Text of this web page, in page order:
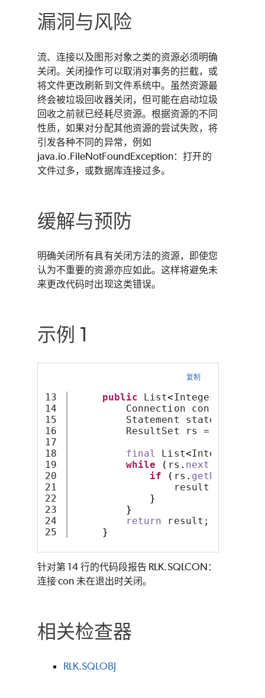
漏洞与风险
流、连接以及图形对象之类的资源必须明确
关闭。关闭操作可以取消对事务的拦截，或
将文件更改刷新到文件系统中。虽然资源最
终会被垃圾回收器关闭，但可能在启动垃圾
回收之前就已经耗尽资源。根据资源的不同
性质，如果对分配其他资源的尝试失败，将
引发各种不同的异常，例如
java.io.FileNotFoundException：打开的
文件过多，或数据库连接过多。
缓解与预防
明确关闭所有具有关闭方法的资源，即使您
认为不重要的资源亦应如此。这样将避免未
来更改代码时出现这类错误。
示例 1
复制
13
14
15
16
17
18
19
20
21
22
23
24
public List<Integer
Connection con =
Statement statement =
ResultSet rs =
final
List<Integer
while
( rs . next
if
( rs . getBoolean
result
}
}
return result;
}
针对第 14 行的代码段报告 RLK.SQLCON：
连接 con 未在退出时关闭。
相关检查器
RLK.SQLOBJ